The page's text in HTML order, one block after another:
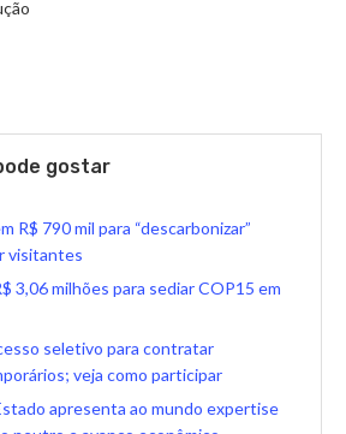
gostar
R$ 790 mil para “descarbonizar”
visitantes
3,06 milhões para sediar COP15 em
seletivo para contratar
veja como participar
apresenta ao mundo expertise